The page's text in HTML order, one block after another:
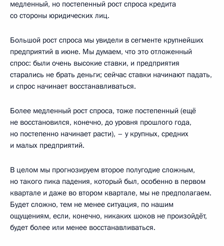
медленный, но постепенный рост спроса кредита
со стороны юридических лиц.
Большой рост спроса мы увидели в сегменте крупнейших
предприятий в июне. Мы думаем, что это отложенный
спрос: были очень высокие ставки, и предприятия
старались не брать деньги; сейчас ставки начинают падать,
и спрос начинает восстанавливаться.
Более медленный рост спроса, тоже постепенный (ещё
не восстановился, конечно, до уровня прошлого года,
но постепенно начинает расти), – у крупных, средних
и малых предприятий.
В целом мы прогнозируем второе полугодие сложным,
но такого пика падения, который был, особенно в первом
квартале и даже во втором квартале, мы не предполагаем.
Будет сложно, тем не менее ситуация, по нашим
ощущениям, если, конечно, никаких шоков не произойдёт,
будет более или менее восстанавливаться.